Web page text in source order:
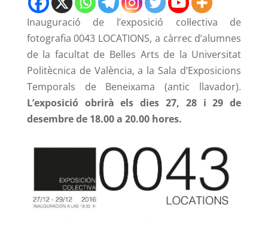
Inauguració de l’exposició col·lectiva de
fotografia 0043 LOCATIONS, a càrrec d’alumnes
de la facultat de Belles Arts de la Universitat
Politècnica de València, a la Sala d’Exposicions
Temporals de Beneixama (antic llavador).
L’exposició obrirà els dies 27, 28 i 29 de
desembre de 18.00 a 20.00 hores.